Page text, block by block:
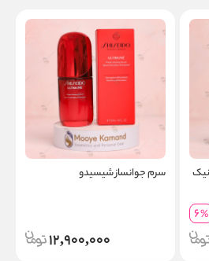
6%
سرم جوانساز شیسیدو
12,900,000